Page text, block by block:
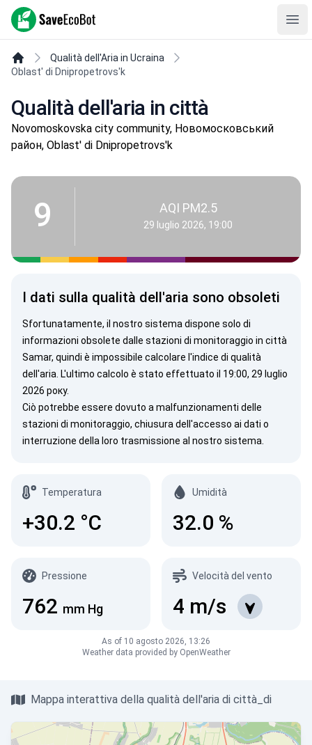
SaveEcoBot
Qualità dell'Aria in Ucraina
Oblast' di Dnipropetrovs'k
Qualità dell'aria in città
Novomoskovska city community, Новомосковський
район, Oblast' di Dnipropetrovs'k
9 AQI PM2.5
29 luglio 2026, 19:00
I dati sulla qualità dell'aria sono obsoleti
Sfortunatamente, il nostro sistema dispone solo di
informazioni obsolete dalle stazioni di monitoraggio in città
Samar, quindi è impossibile calcolare l'indice di qualità
dell'aria. L'ultimo calcolo è stato effettuato il 19:00, 29 luglio
2026 року.
Ciò potrebbe essere dovuto a malfunzionamenti delle
stazioni di monitoraggio, chiusura dell'accesso ai dati o
interruzione della loro trasmissione al nostro sistema.
Temperatura
+30.2 °C
Umidità
32.0 %
Pressione
762 mm Hg
Velocità del vento
4 m/s
As of 10 agosto 2026, 13:26
Weather data provided by OpenWeather
Mappa interattiva della qualità dell'aria di città_di